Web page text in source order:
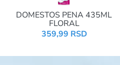
DOMESTOS PENA 435ML
FLORAL
359,99 RSD